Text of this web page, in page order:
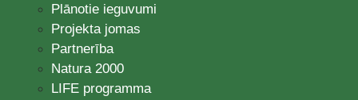
Plānotie ieguvumi
Projekta jomas
Partnerība
Natura 2000
LIFE programma